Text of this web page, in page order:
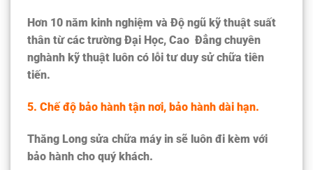
Hơn 10 năm kinh nghiệm và Độ ngũ kỹ thuật suất
thân từ các trường Đại Học, Cao Đẳng chuyên
nghành kỹ thuật luôn có lỗi tư duy sử chữa tiên
tiến.
5. Chế độ bảo hành tận nơi, bảo hành dài hạn.
Thăng Long sửa chữa máy in sẽ luôn đi kèm với
bảo hành cho quý khách.